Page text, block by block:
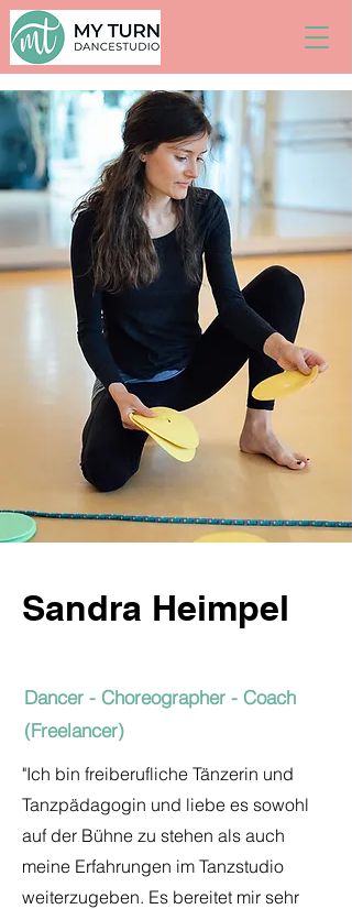
Sandra Heimpel
Dancer - Choreographer - Coach
(Freelancer)
"Ich bin freiberufliche Tänzerin und
Tanzpädagogin und liebe es sowohl
auf der Bühne zu stehen als auch
meine Erfahrungen im Tanzstudio
weiterzugeben. Es bereitet mir sehr